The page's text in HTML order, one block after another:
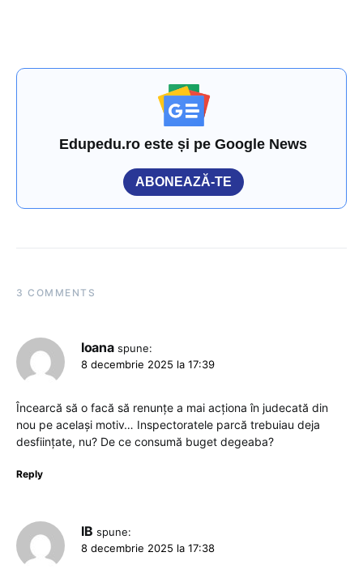
Edupedu.ro este și pe Google News
ABONEAZĂ-TE
3 COMMENTS
Ioana spune:
8 decembrie 2025 la 17:39
Încearcă să o facă să renunțe a mai acționa în judecată din
nou pe același motiv… Inspectoratele parcă trebuiau deja
desființate, nu? De ce consumă buget degeaba?
Reply
IB spune:
8 decembrie 2025 la 17:38